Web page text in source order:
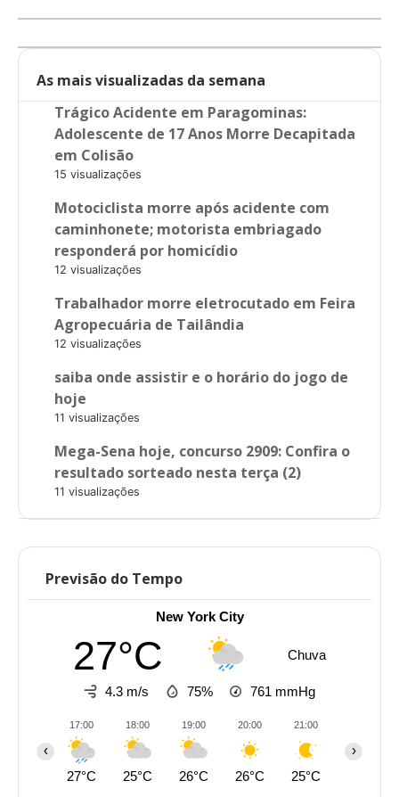
As mais visualizadas da semana
Trágico Acidente em Paragominas:
Adolescente de 17 Anos Morre Decapitada
em Colisão
15 visualizações
Motociclista morre após acidente com
caminhonete; motorista embriagado
responderá por homicídio
12 visualizações
Trabalhador morre eletrocutado em Feira
Agropecuária de Tailândia
12 visualizações
saiba onde assistir e o horário do jogo de
hoje
11 visualizações
Mega-Sena hoje, concurso 2909: Confira o
resultado sorteado nesta terça (2)
11 visualizações
Previsão do Tempo
New York City
27°C Chuva
4.3 m/s 75% 761 mmHg
17:00
27°C
18:00
25°C
19:00
26°C
20:00
26°C
21:00
25°C
‹ ›